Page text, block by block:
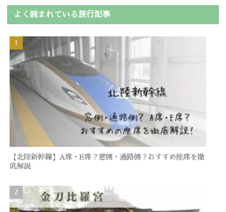
よく読まれている旅行記事
【北陸新幹線】A席・E席？窓側・通路側？おすすめ座席を徹
底解説